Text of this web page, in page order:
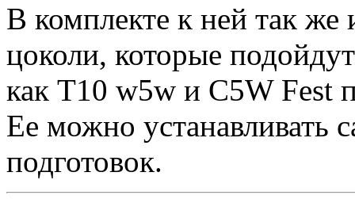
В комплекте к ней так
цоколи, которые
как Т10 w5w и С5W Fest
Ее можно устанавливать
подготовок.